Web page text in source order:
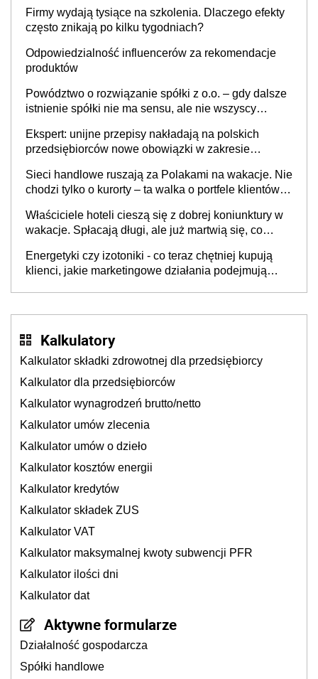
Firmy wydają tysiące na szkolenia. Dlaczego efekty
często znikają po kilku tygodniach?
Odpowiedzialność influencerów za rekomendacje
produktów
Powództwo o rozwiązanie spółki z o.o. – gdy dalsze
istnienie spółki nie ma sensu, ale nie wszyscy
Ekspert: unijne przepisy nakładają na polskich
przedsiębiorców nowe obowiązki w zakresie
Sieci handlowe ruszają za Polakami na wakacje. Nie
chodzi tylko o kurorty – ta walka o portfele klientów
cichu
Właściciele hoteli cieszą się z dobrej koniunktury w
wakacje. Spłacają długi, ale już martwią się, co
Energetyki czy izotoniki - co teraz chętniej kupują
klienci, jakie marketingowe działania podejmują
Kalkulatory
Kalkulator składki zdrowotnej dla przedsiębiorcy
Kalkulator dla przedsiębiorców
Kalkulator wynagrodzeń brutto/netto
Kalkulator umów zlecenia
Kalkulator umów o dzieło
Kalkulator kosztów energii
Kalkulator kredytów
Kalkulator składek ZUS
Kalkulator VAT
Kalkulator maksymalnej kwoty subwencji PFR
Kalkulator ilości dni
Kalkulator dat
Aktywne formularze
Działalność gospodarcza
Spółki handlowe